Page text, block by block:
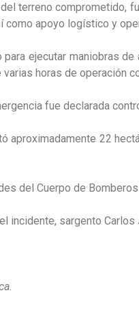
terreno
apoyo logístico y
ejecutar maniobras
horas de operación
fue declarada
aproximadamente 22
del Cuerpo de
incidente, sargento